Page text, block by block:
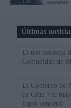
Últimas
El uso personal
Comunidad de
El Gobierno de
de Gran Vía
logró venderlo